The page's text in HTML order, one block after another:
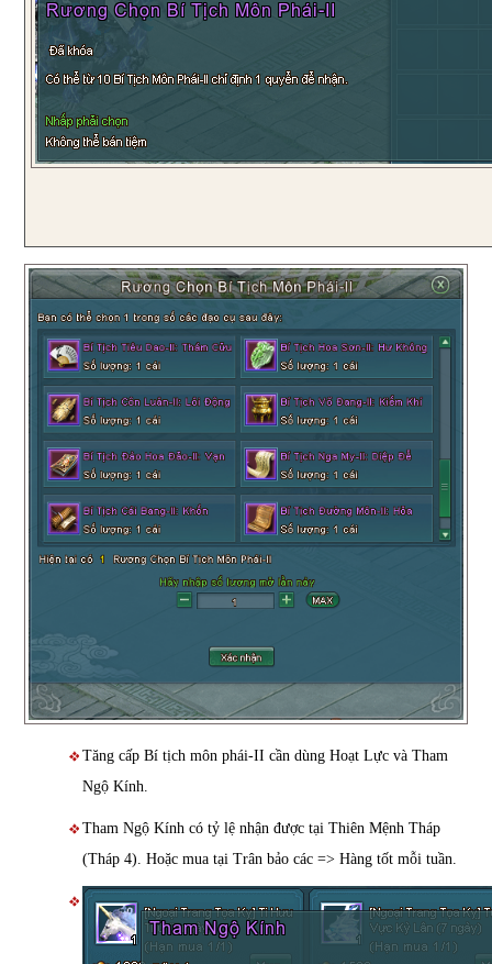
Tăng cấp Bí tịch môn phái-II cần dùng Hoạt Lực và Tham
Ngộ Kính.
Tham Ngộ Kính có tỷ lệ nhận được tại Thiên Mệnh Tháp
(Tháp 4). Hoặc mua tại Trân bảo các => Hàng tốt mỗi tuần.